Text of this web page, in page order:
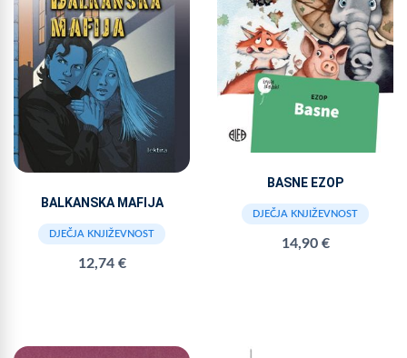
BALKANSKA MAFIJA
DJEČJA KNJIŽEVNOST
12,74 €
BASNE EZOP
DJEČJA KNJIŽEVNOST
14,90 €